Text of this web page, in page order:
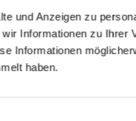
und Anzeigen zu
Informationen zu
Informationen
haben.